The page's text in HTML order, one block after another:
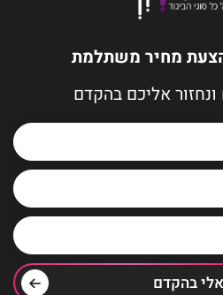
מחיר משתלמת
אליכם בהקדם
בהקדם